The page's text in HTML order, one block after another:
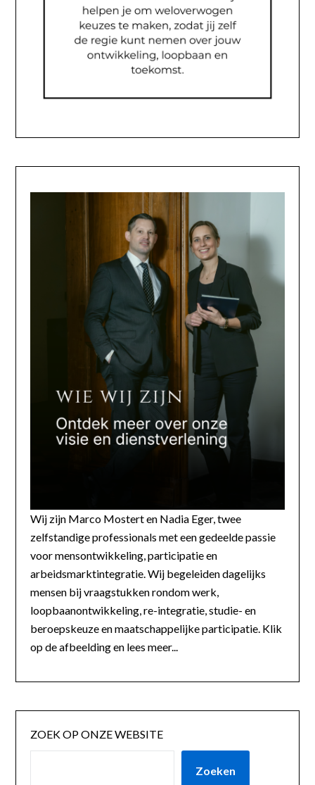
Wij zijn Marco Mostert en Nadia Eger, twee
zelfstandige professionals met een gedeelde passie
voor mensontwikkeling, participatie en
arbeidsmarktintegratie. Wij begeleiden dagelijks
mensen bij vraagstukken rondom werk,
loopbaanontwikkeling, re-integratie, studie- en
beroepskeuze en maatschappelijke participatie. Klik
op de afbeelding en lees meer...
ZOEK OP ONZE WEBSITE
Zoeken